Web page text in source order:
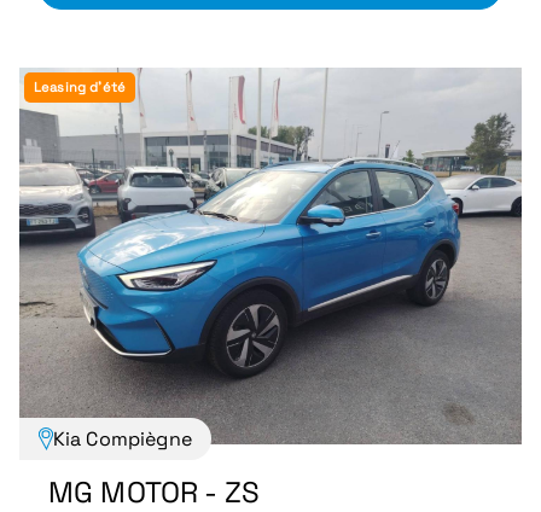
Leasing d'été
Kia Compiègne
MG MOTOR - ZS